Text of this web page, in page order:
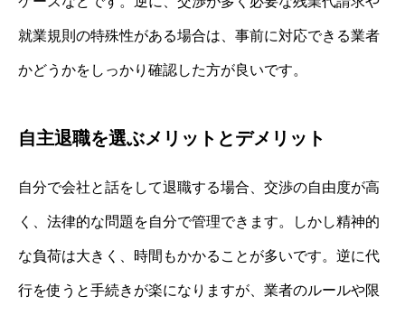
就業規則の特殊性がある場合は、事前に対応できる業者
かどうかをしっかり確認した方が良いです。
自主退職を選ぶメリットとデメリット
自分で会社と話をして退職する場合、交渉の自由度が高
く、法律的な問題を自分で管理できます。しかし精神的
な負荷は大きく、時間もかかることが多いです。逆に代
行を使うと手続きが楽になりますが、業者のルールや限